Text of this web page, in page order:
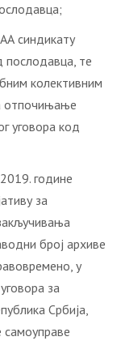
синдикату
послодавца, те
колективним
отпочињање
уговора код
године
за
број архиве
у
за
Србија,
самоуправе